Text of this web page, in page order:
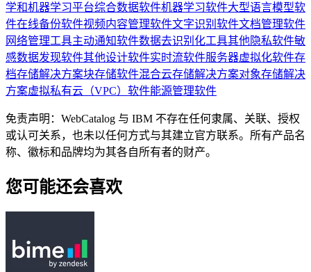
学和机器学习平台综合数据软件机器学习软件大型语言模型软
件在线备份软件视频内容管理软件文字识别软件文档管理软件
网络管理工具主动通知软件数据去识别化工具其他隐私软件敏
感数据发现软件其他设计软件实时流软件服务器虚拟化软件存
档存储解决方案块存储软件混合云存储解决方案对象存储解决
方案虚拟私有云（VPC）软件能源管理软件
免责声明：WebCatalog 与 IBM 不存在任何隶属、关联、授权
或认可关系，也未以任何方式与其建立官方联系。所有产品名
称、徽标和品牌均为其各自所有者的财产。
您可能还会喜欢